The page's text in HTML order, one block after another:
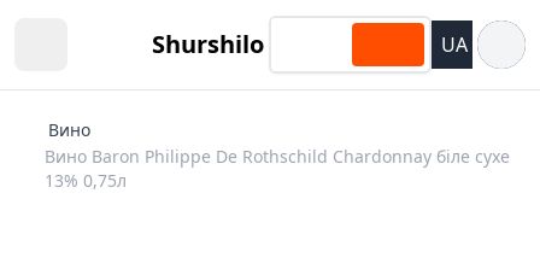
Shurshilo UA
Вино
Вино Baron Philippe De Rothschild Chardonnay біле сухе
13% 0,75л